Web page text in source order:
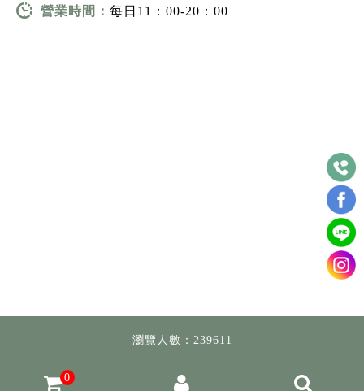
0
營業時間： 每日11：00-20：00
瀏覽人數：239611